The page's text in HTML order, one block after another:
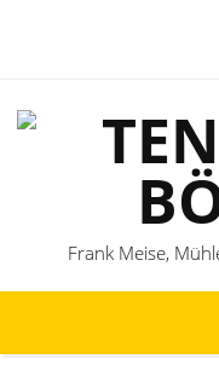
Frank Meise,